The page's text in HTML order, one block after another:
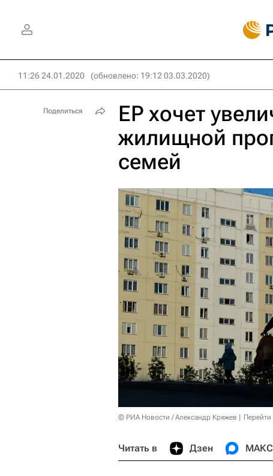
11:26 24.01.2020 (обновлено: 19:12 03.03.2020)
ЕР хочет
жилищной
семей
© РИА Новости / Александр Кряжев
Читать в Дзен МАКС
Поделиться